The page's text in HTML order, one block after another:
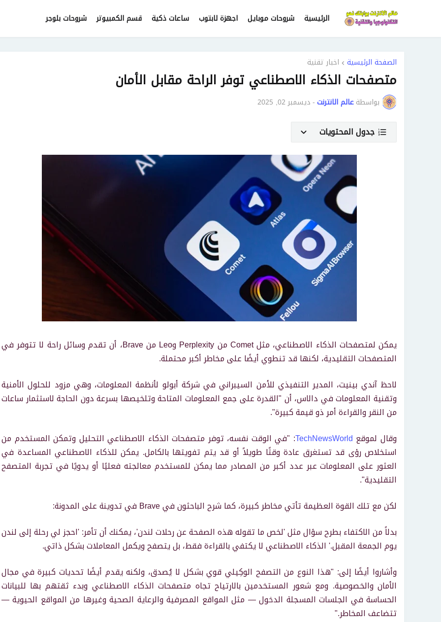
الرئيسية شروحات موبايل اجهزة لابتوب ساعات ذكية قسم الكمبيوتر شروحات بلوجر
الصفحة الرئيسية اخبار تقنية
متصفحات الذكاء الاصطناعي توفر الراحة مقابل الأمان
بواسطةعالم الانترنت-ديسمبر 02, 2025
جدول المحتويات
يمكن لمتصفحات الذكاء الاصطناعي، مثل Comet من Perplexity وLeo من Brave، أن تقدم وسائل راحة لا تتوفر في
المتصفحات التقليدية، لكنها قد تنطوي أيضًا على مخاطر أكبر محتملة.
لاحظ آندي بينيت، المدير التنفيذي للأمن السيبراني في شركة أبولو لأنظمة المعلومات، وهي مزود للحلول الأمنية
وتقنية المعلومات في دالاس، أن "القدرة على جمع المعلومات المتاحة وتلخيصها بسرعة دون الحاجة لاستثمار ساعات
من النقر والقراءة أمر ذو قيمة كبيرة".
وقال لموقع TechNewsWorld: "في الوقت نفسه، توفر متصفحات الذكاء الاصطناعي التحليل وتمكن المستخدم من
استخلاص رؤى قد تستغرق عادة وقتًا طويلاً أو قد يتم تفويتها بالكامل. يمكن للذكاء الاصطناعي المساعدة في
العثور على المعلومات عبر عدد أكبر من المصادر مما يمكن للمستخدم معالجته فعليًا أو يدويًا في تجربة المتصفح
التقليدية".
لكن مع تلك القوة العظيمة تأتي مخاطر كبيرة، كما شرح الباحثون في Brave في تدوينة على المدونة:
بدلاً من الاكتفاء بطرح سؤال مثل 'لخص ما تقوله هذه الصفحة عن رحلات لندن'، يمكنك أن تأمر: 'احجز لي رحلة إلى لندن
يوم الجمعة المقبل.' الذكاء الاصطناعي لا يكتفي بالقراءة فقط، بل يتصفح ويكمل المعاملات بشكل ذاتي.
وأشاروا أيضًا إلى: "هذا النوع من التصفح الوكِيلي قوي بشكل لا يُصدق، ولكنه يقدم أيضًا تحديات كبيرة في مجال
الأمان والخصوصية. ومع شعور المستخدمين بالارتياح تجاه متصفحات الذكاء الاصطناعي وبدء ثقتهم بها للبيانات
الحساسة في الجلسات المسجلة الدخول — مثل المواقع المصرفية والرعاية الصحية وغيرها من المواقع الحيوية —
تتضاعف المخاطر."